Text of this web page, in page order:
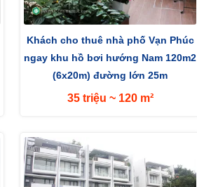
Khách cho thuê nhà phố Vạn Phúc
ngay khu hồ bơi hướng Nam 120m2
(6x20m) đường lớn 25m
35 triệu ~ 120 m²